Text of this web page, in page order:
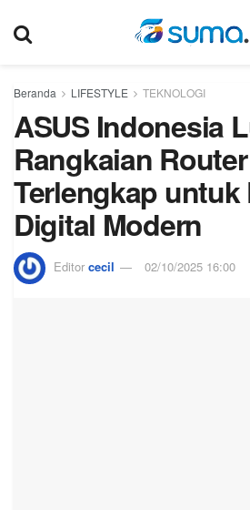
Beranda LIFESTYLE TEKNOLOGI
ASUS Indonesia
Rangkaian
Terlengkap
Digital Modern
Editor cecil 02/10/2025 16:00